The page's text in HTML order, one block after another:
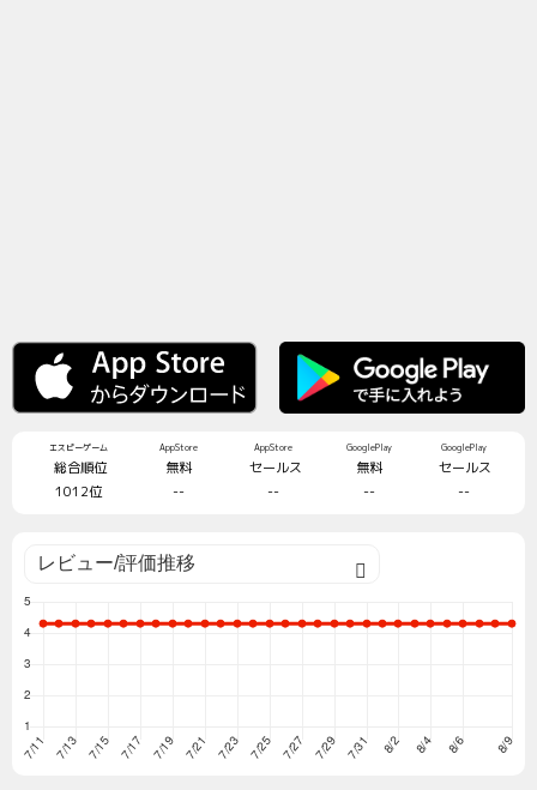
エスピーゲーム
総合順位
1012位
AppStore
無料
--
AppStore
セールス
--
GooglePlay
無料
--
GooglePlay
セールス
--